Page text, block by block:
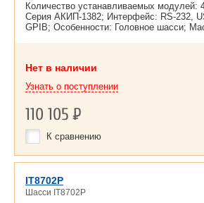
Количество устанавливаемых модулей:
Серия АКИП-1382; Интерфейс: RS-232,
GPIB; Особенности: Головное шасси;
Нет в наличии
Узнать о поступлении
110 105Р
К сравнению
IT8702P
Шасси IT8702P